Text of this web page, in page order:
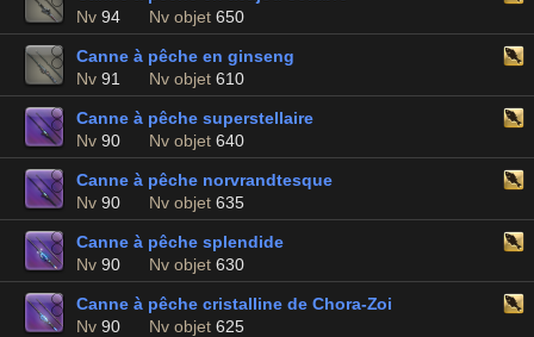
Nv 94 Nv objet 650
Canne à pêche en ginseng
Nv 91 Nv objet 610
Canne à pêche superstellaire
Nv 90 Nv objet 640
Canne à pêche norvrandtesque
Nv 90 Nv objet 635
Canne à pêche splendide
Nv 90 Nv objet 630
Canne à pêche cristalline de Chora-Zoi
Nv 90 Nv objet 625